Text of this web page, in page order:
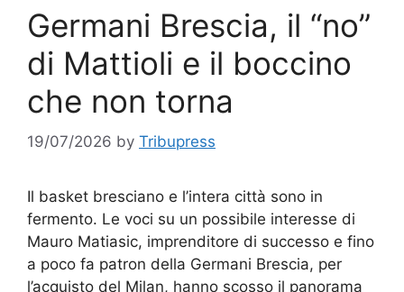
Germani Brescia, il “no”
di Mattioli e il boccino
che non torna
19/07/2026 by Tribupress
Il basket bresciano e l’intera città sono in
fermento. Le voci su un possibile interesse di
Mauro Matiasic, imprenditore di successo e fino
a poco fa patron della Germani Brescia, per
l’acquisto del Milan, hanno scosso il panorama